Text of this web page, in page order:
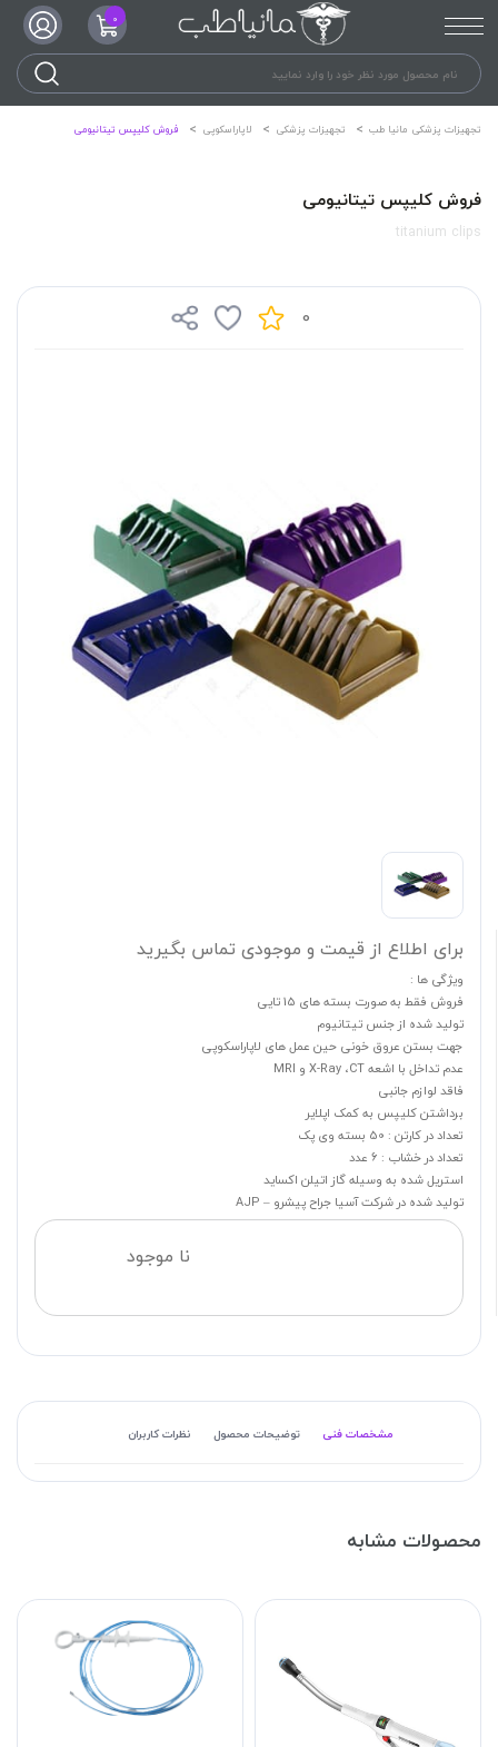
0
تجهیزات پزشکی مانیا طب تجهیزات پزشکی لاپاراسکوپی فروش کلیپس تیتانیومی
فروش کلیپس تیتانیومی
titanium clips
0
برای اطلاع از قیمت و موجودی تماس بگیرید
ویژگی ها :
فروش فقط به صورت بسته های 15 تایی
تولید شده از جنس تیتانیوم
جهت بستن عروق خونی حین عمل های لاپاراسکوپی
عدم تداخل با اشعه X-Ray ،CT و MRI
فاقد لوازم جانبی
برداشتن کلیپس به کمک اپلایر
تعداد در کارتن : 50 بسته وی پک
تعداد در خشاب : 6 عدد
استریل شده به وسیله گاز اتیلن اکساید
تولید شده در شرکت آسیا جراح پیشرو – AJP
نا موجود
مشخصات فنی توضیحات محصول نظرات کاربران
محصولات مشابه